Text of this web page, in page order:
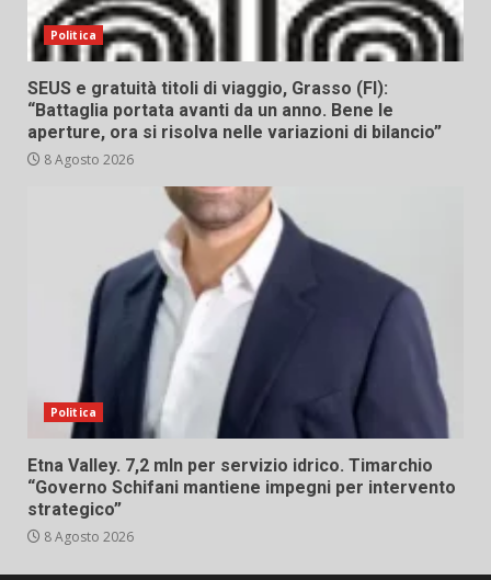
Politica
SEUS e gratuità titoli di viaggio, Grasso (FI):
“Battaglia portata avanti da un anno. Bene le
aperture, ora si risolva nelle variazioni di bilancio”
8 Agosto 2026
Politica
Etna Valley. 7,2 mln per servizio idrico. Timarchio
“Governo Schifani mantiene impegni per intervento
strategico”
8 Agosto 2026